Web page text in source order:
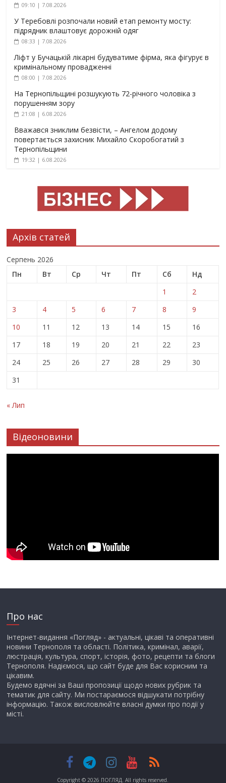
09:10 | 7.08.2026
У Теребовлі розпочали новий етап ремонту мосту:
підрядник влаштовує дорожній одяг
08:33 | 7.08.2026
Ліфт у Бучацькій лікарні будуватиме фірма, яка фігурує в
кримінальному провадженні
08:00 | 7.08.2026
На Тернопільщині розшукують 72-річного чоловіка з
порушенням зору
21:08 | 6.08.2026
Вважався зниклим безвісти, – Ангелом додому
повертається захисник Михайло Скоробогатий з
Тернопільщини
19:32 | 6.08.2026
Архів статей
Серпень 2026
Пн
Вт Ср Чт Пт Сб
Нд
1
2
3
4 5 6 7 8
9
10
11 12 13 14 15
16
17
18 19 20 21 22
23
24
25 26 27 28 29
30
31
« Лип
Відеоновини
Про нас
Інтернет-видання «Погляд» - актуальні, цікаві та оперативні
новини Тернополя та області. Політика, кримінал, аварії,
люстрація, культура, спорт, історія, фото, рецепти та блоги
Тернополя. Надіємося, що сайт буде для Вас корисним та
цікавим.
Будемо вдячні за Ваші пропозиції щодо нових рубрик та
тематик для сайту. Ми постараємося відшукати потрібну
інформацію. Також висловлюйте власні думки про події у
місті.
Copyright © 2026 ПОГЛЯД . All rights reserved.